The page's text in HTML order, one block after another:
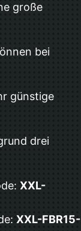
große
bei
günstige
drei
XXL-
XXL-FBR15-